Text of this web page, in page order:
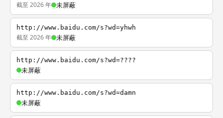
截至 2026 年 未屏蔽
http://www.baidu.com/s?wd=yhwh
截至 2026 年 未屏蔽
http://www.baidu.com/s?wd=????
未屏蔽
http://www.baidu.com/s?wd=damn
未屏蔽